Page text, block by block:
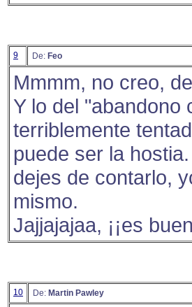
9 De: Feo
Mmmm, no creo,
Y lo del "abandono
terriblemente
puede ser la
dejes de contarlo,
mismo.
Jajjajajaa, ¡¡es
10 De: Martin Pawley